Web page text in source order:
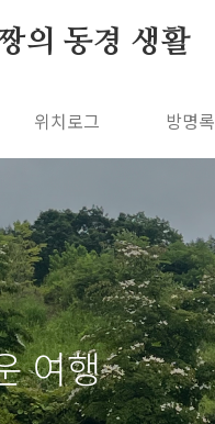
의 동경 생활
위치로그 방명록
여행